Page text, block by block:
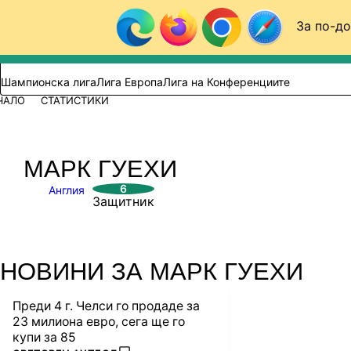
За по-
Към съдържанието
Търси в сайта
ВИДЕО ФУТБОЛ (БГ)
Шампионска лигаЛига ЕвропаЛига на Конференциите
СТАТИСТИКИ
МАРК ГУЕХИ
Англия 6
Защитник
НОВИНИ ЗА МАРК ГУЕХИ
Преди 4 г. Челси го продаде за
23 милиона евро, сега ще го
купи за 85